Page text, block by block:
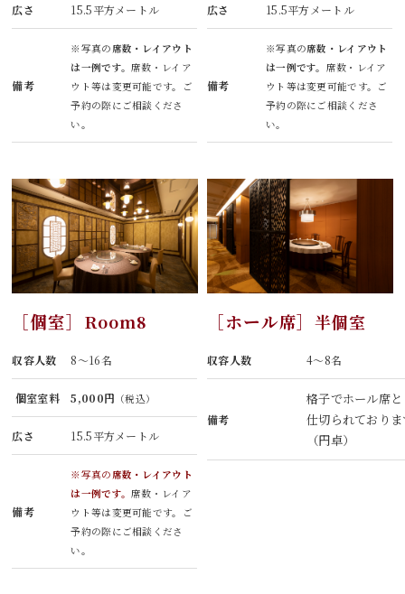
広さ 15.5平方メートル
備考
※写真の 席数・レイアウト
は一例です。席数・レイア
ウト等は変更可能です。ご
予約の際にご相談くださ
い。
広さ 15.5平方メートル
備考
※写真の席数・レイアウト
は一例です。 席数・レイア
ウト等は変更可能です。ご
予約の際にご相談くださ
い。
［個室］ Room8
収容人数 8～16名
個室室料 5,000円 （税込）
広さ 15.5平方メートル
備考
※写真の 席数・レイアウト
は一例です。席数・レイア
ウト等は変更可能です。ご
予約の際にご相談くださ
い。
［ホール席］半個室
収容人数 4～8名
備考
格子でホール席と
仕切られており
（円卓）